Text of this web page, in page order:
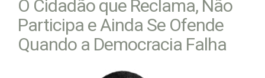
O Cidadão que Reclama, Não
Participa e Ainda Se Ofende
Quando a Democracia Falha